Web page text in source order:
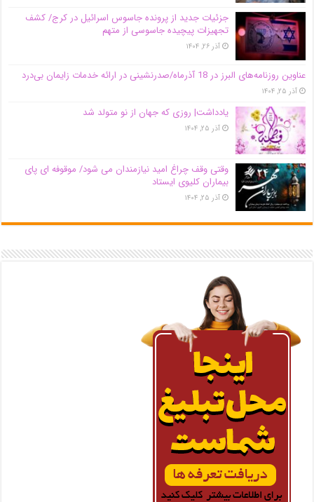
جزئیات جدید از پرونده جاسوس اسرائیل در کرج/‌ کشف
تجهیزات پیچیده جاسوسی از متهم
آذر ۲۶, ۱۴۰۴
عناوین روزنامه‌های البرز در ‌18 آذرماه/صدرنشینی در ارائه خدمات زایمان بی‌درد
آذر ۲۵, ۱۴۰۴
یادداشت| روزی که جهان از نو متولد شد
آذر ۲۵, ۱۴۰۴
وقتی وقف چراغ امید نیازمندان می شود/ موقوفه ای پای
بیماران کلیوی ایستاد
آذر ۲۵, ۱۴۰۴